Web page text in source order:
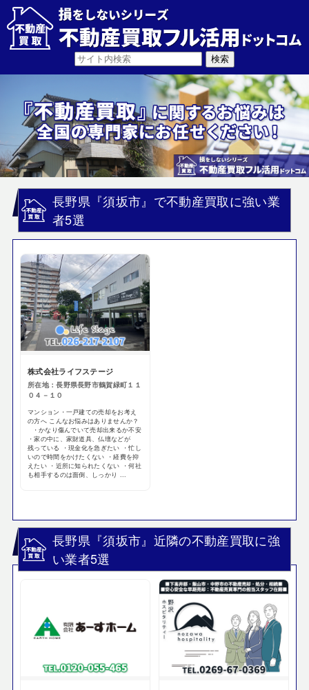
長野県『須坂市』で不動産買取に強い業
者5選
株式会社ライフステージ
所在地：長野県長野市鶴賀緑町１１
０４－１０
マンション・一戸建ての売却をお考え
の方へ こんなお悩みはありませんか？
・かなり傷んでいて売却出来るか不安
・家の中に、家財道具、仏壇などが
残っている ・現金化を急ぎたい ・忙し
いので時間をかけたくない ・経費を抑
えたい ・近所に知られたくない ・何社
も相手するのは面倒、しっかり ...
長野県『須坂市』近隣の不動産買取に強
い業者5選